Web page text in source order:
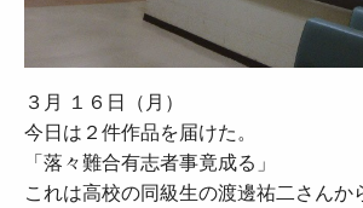
３月 １６日（月）
今日は２件作品を届けた。
「落々難合有志者事竟成る」
これは高校の同級生の渡邊祐二さんか